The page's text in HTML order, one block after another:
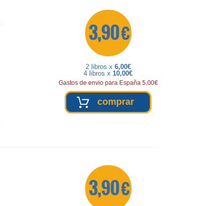
3,90 €
2 libros x 6,00€
4 libros x 10,00€
Gastos de envio para España 5,00€
comprar
3,90 €